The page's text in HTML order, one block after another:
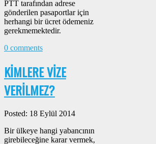
PTT tarafından adrese
gönderilen pasaportlar için
herhangi bir ücret ödemeniz
gerekmemektedir.
0 comments
KİMLERE VİZE
VERİLMEZ?
Posted: 18 Eylül 2014
Bir ülkeye hangi yabancının
girebileceğine karar vermek,